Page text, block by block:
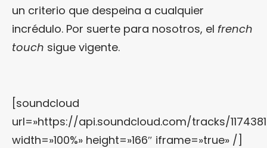
un criterio que despeina a cualquier
incrédulo. Por suerte para nosotros, el french
touch sigue vigente.
[soundcloud
url=»https://api.soundcloud.com/tracks/
width=»100%» height=»166″ iframe=»true» /]